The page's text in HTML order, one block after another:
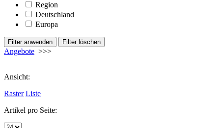
Region
Deutschland
Europa
Angebote >>>
Ansicht:
Raster Liste
Artikel pro Seite: